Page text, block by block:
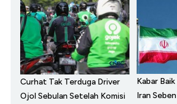
Curhat Tak Terduga Driver
Ojol Sebulan Setelah Komisi
Kabar
Iran